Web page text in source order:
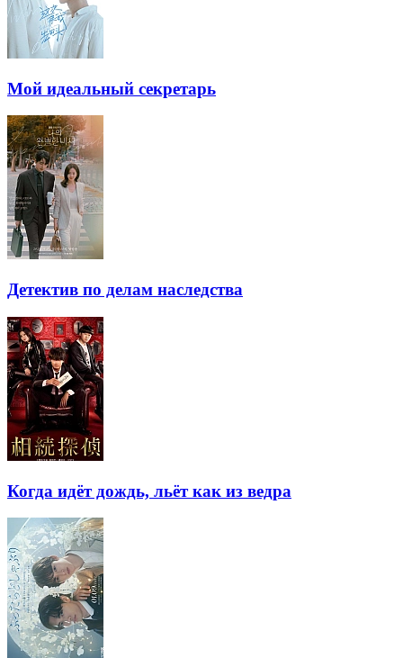
Мой идеальный секретарь
Детектив по делам наследства
Когда идёт дождь, льёт как из ведра